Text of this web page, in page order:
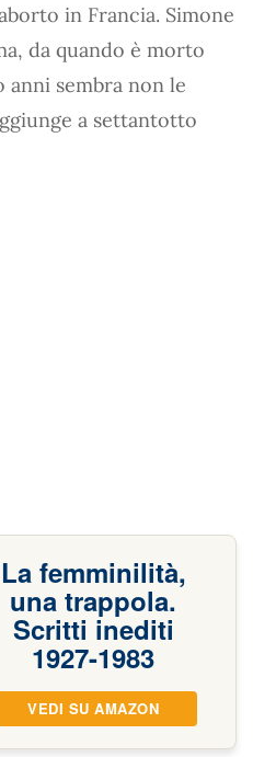
in Francia. Simone
da quando è morto
anni sembra non le
a settantotto
La femminilità,
una trappola.
Scritti inediti
1927-1983
VEDI SU AMAZON